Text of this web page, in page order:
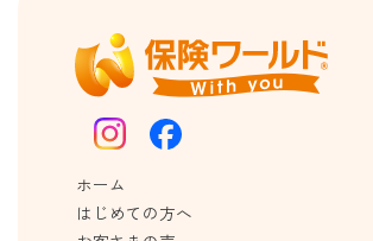
ホーム
はじめての方へ